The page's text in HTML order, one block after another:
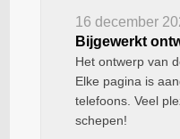
16 december
Bijgewerkt
Het ontwerp van
Elke pagina is
telefoons. Veel
schepen!